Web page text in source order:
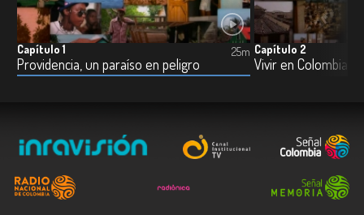
Capítulo 1
Providencia, un paraíso en peligro
25m Capítulo 2
Vivir en Colombia,